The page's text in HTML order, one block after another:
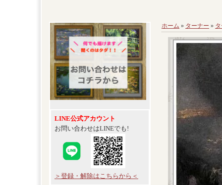
LINE公式アカウント
お問い合わせはLINEでも!
＞登録・解除はこちらから＜
ホーム » ターナー »